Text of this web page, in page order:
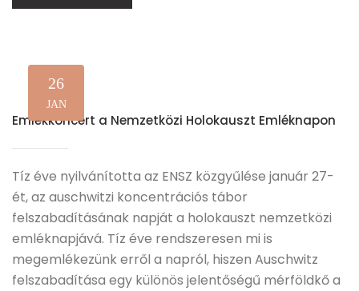
26
JAN
Emlékkoncert a Nemzetközi Holokauszt Emléknapon
Tíz éve nyilvánította az ENSZ közgyűlése január 27-
ét, az auschwitzi koncentrációs tábor
felszabadításának napját a holokauszt nemzetközi
emléknapjává. Tíz éve rendszeresen mi is
megemlékezünk erről a napról, hiszen Auschwitz
felszabadítása egy különös jelentőségű mérföldkő a